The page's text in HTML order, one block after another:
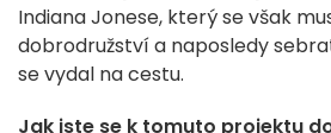
Indiana Jonese, který se však
dobrodružství a naposledy
se vydal na cestu.
Jak jste se k tomuto projektu